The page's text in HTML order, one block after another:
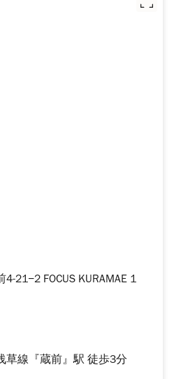
21−2 FOCUS KURAMAE 1
草線『蔵前』駅 徒歩3分